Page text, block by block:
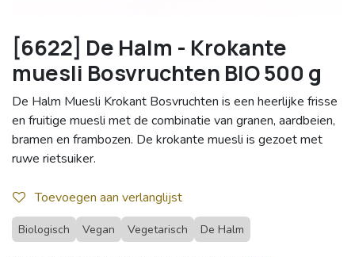
[6622] De Halm - Krokante
muesli Bosvruchten BIO 500 g
De Halm Muesli Krokant Bosvruchten is een heerlijke frisse
en fruitige muesli met de combinatie van granen, aardbeien,
bramen en frambozen. De krokante muesli is gezoet met
ruwe rietsuiker.
Toevoegen aan verlanglijst
Biologisch Vegan Vegetarisch De Halm